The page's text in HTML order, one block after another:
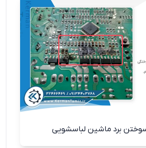
برد ماشین لباسشویی